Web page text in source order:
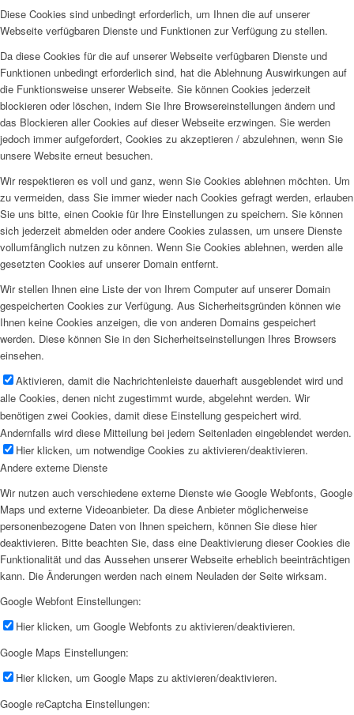
Diese Cookies sind unbedingt erforderlich, um Ihnen die auf unserer
Webseite verfügbaren Dienste und Funktionen zur Verfügung zu stellen.
Da diese Cookies für die auf unserer Webseite verfügbaren Dienste und
Funktionen unbedingt erforderlich sind, hat die Ablehnung Auswirkungen auf
die Funktionsweise unserer Webseite. Sie können Cookies jederzeit
blockieren oder löschen, indem Sie Ihre Browsereinstellungen ändern und
das Blockieren aller Cookies auf dieser Webseite erzwingen. Sie werden
jedoch immer aufgefordert, Cookies zu akzeptieren / abzulehnen, wenn Sie
unsere Website erneut besuchen.
Wir respektieren es voll und ganz, wenn Sie Cookies ablehnen möchten. Um
zu vermeiden, dass Sie immer wieder nach Cookies gefragt werden, erlauben
Sie uns bitte, einen Cookie für Ihre Einstellungen zu speichern. Sie können
sich jederzeit abmelden oder andere Cookies zulassen, um unsere Dienste
vollumfänglich nutzen zu können. Wenn Sie Cookies ablehnen, werden alle
gesetzten Cookies auf unserer Domain entfernt.
Wir stellen Ihnen eine Liste der von Ihrem Computer auf unserer Domain
gespeicherten Cookies zur Verfügung. Aus Sicherheitsgründen können wie
Ihnen keine Cookies anzeigen, die von anderen Domains gespeichert
werden. Diese können Sie in den Sicherheitseinstellungen Ihres Browsers
einsehen.
Aktivieren, damit die Nachrichtenleiste dauerhaft ausgeblendet wird und
alle Cookies, denen nicht zugestimmt wurde, abgelehnt werden. Wir
benötigen zwei Cookies, damit diese Einstellung gespeichert wird.
Andernfalls wird diese Mitteilung bei jedem Seitenladen eingeblendet werden.
Hier klicken, um notwendige Cookies zu aktivieren/deaktivieren.
Andere externe Dienste
Wir nutzen auch verschiedene externe Dienste wie Google Webfonts, Google
Maps und externe Videoanbieter. Da diese Anbieter möglicherweise
personenbezogene Daten von Ihnen speichern, können Sie diese hier
deaktivieren. Bitte beachten Sie, dass eine Deaktivierung dieser Cookies die
Funktionalität und das Aussehen unserer Webseite erheblich beeinträchtigen
kann. Die Änderungen werden nach einem Neuladen der Seite wirksam.
Google Webfont Einstellungen:
Hier klicken, um Google Webfonts zu aktivieren/deaktivieren.
Google Maps Einstellungen:
Hier klicken, um Google Maps zu aktivieren/deaktivieren.
Google reCaptcha Einstellungen: